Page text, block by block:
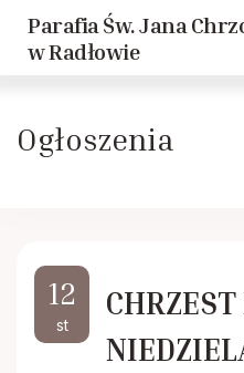
Parafia Św. Jana
w Radłowie
Powrót
Historie
Powrót
KSM
Ogłoszenia
12
st